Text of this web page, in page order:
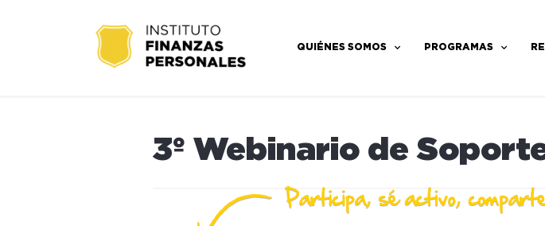
QUIÉNES SOMOS PROGRAMAS
3º Webinario de